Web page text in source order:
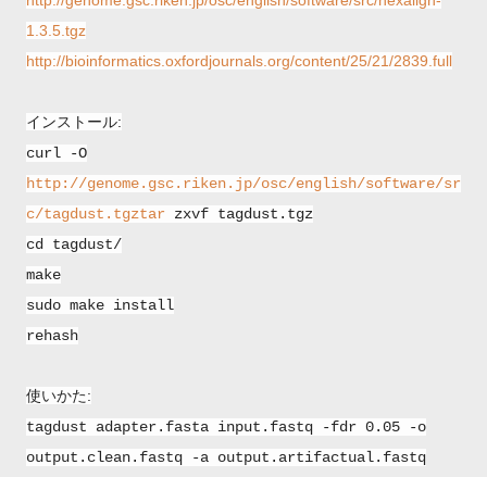
1.3.5.tgz
http://bioinformatics.oxfordjournals.org/content/25/21/2839.full
インストール:
curl -O
http://genome.gsc.riken.jp/osc/english/software/sr
c/tagdust.tgztar zxvf tagdust.tgz
cd tagdust/
make
sudo make install
rehash
使いかた:
tagdust adapter.fasta input.fastq -fdr 0.05 -o
output.clean.fastq -a output.artifactual.fastq